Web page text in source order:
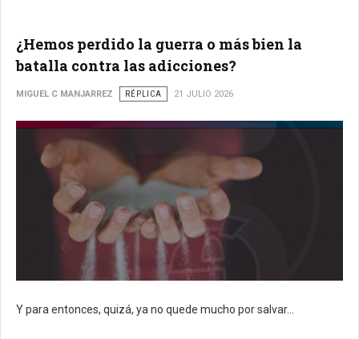
¿Hemos perdido la guerra o más bien la
batalla contra las adicciones?
MIGUEL C MANJARREZ RÉPLICA 21 JULIO 2026
Y para entonces, quizá, ya no quede mucho por salvar...